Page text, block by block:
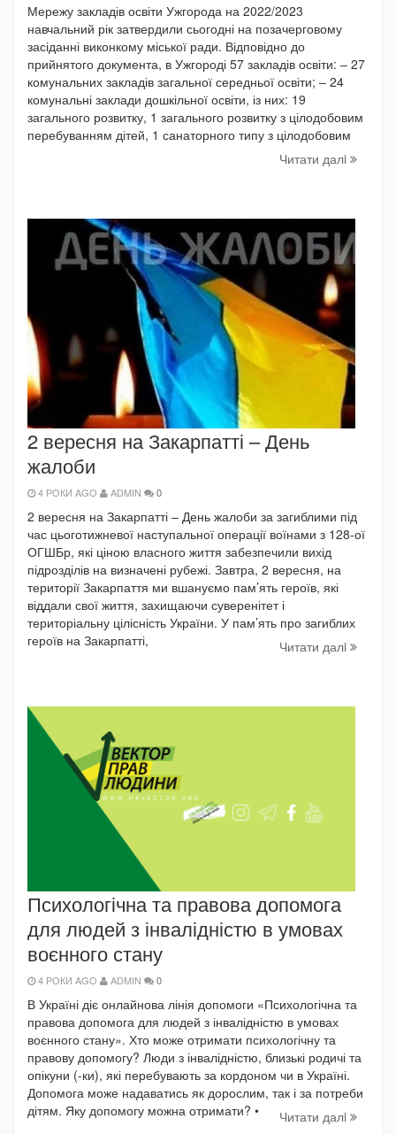
Мережу закладів освіти Ужгорода на 2022/2023
навчальний рік затвердили сьогодні на позачерговому
засіданні виконкому міської ради. Відповідно до
прийнятого документа, в Ужгороді 57 закладів освіти: – 27
комунальних закладів загальної середньої освіти; – 24
комунальні заклади дошкільної освіти, із них: 19
загального розвитку, 1 загального розвитку з цілодобовим
перебуванням дітей, 1 санаторного типу з цілодобовим
Читати далi
2 вересня на Закарпатті – День
жалоби
4 РОКИ AGO ADMIN 0
2 вересня на Закарпатті – День жалоби за загиблими під
час цьоготижневої наступальної операції воїнами з 128-ої
ОГШБр, які ціною власного життя забезпечили вихід
підрозділів на визначені рубежі. Завтра, 2 вересня, на
території Закарпаття ми вшануємо пам’ять героїв, які
віддали свої життя, захищаючи суверенітет і
територіальну цілісність України. У пам’ять про загиблих
героїв на Закарпатті,
Читати далi
Психологічна та правова допомога
для людей з інвалідністю в умовах
воєнного стану
4 РОКИ AGO ADMIN 0
В Україні діє онлайнова лінія допомоги «Психологічна та
правова допомога для людей з інвалідністю в умовах
воєнного стану». Хто може отримати психологічну та
правову допомогу? Люди з інвалідністю, близькі родичі та
опікуни (-ки), які перебувають за кордоном чи в Україні.
Допомога може надаватись як дорослим, так і за потреби
дітям. Яку допомогу можна отримати? •
Читати далi